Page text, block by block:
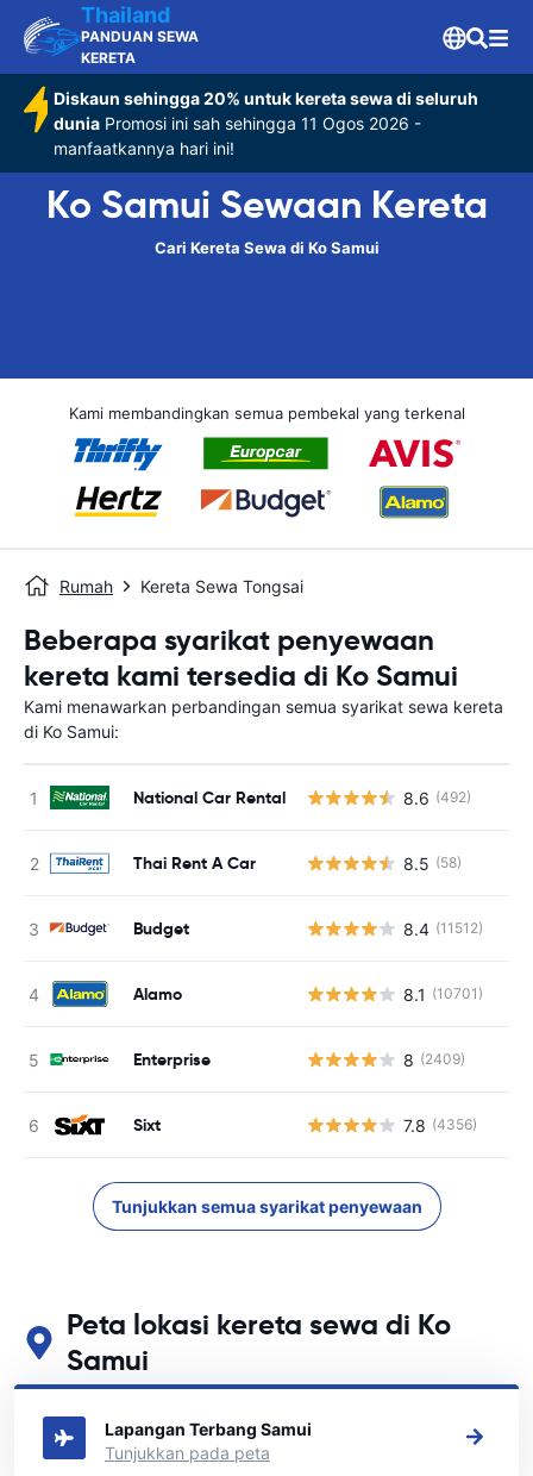
Thailand
PANDUAN SEWA
KERETA
Diskaun sehingga 20% untuk kereta sewa di seluruh
dunia Promosi ini sah sehingga 11 Ogos 2026 -
manfaatkannya hari ini!
Ko Samui Sewaan Kereta
Cari Kereta Sewa di Ko Samui
Kami membandingkan semua pembekal yang terkenal
Rumah Kereta Sewa Tongsai
Beberapa syarikat penyewaan
kereta kami tersedia di Ko Samui
Kami menawarkan perbandingan semua syarikat sewa kereta
di Ko Samui:
National Car Rental 8.6 (492)
Thai Rent A Car 8.5 (58)
Budget 8.4 (11512)
Alamo 8.1 (10701)
Enterprise 8 (2409)
Sixt 7.8 (4356)
Tunjukkan semua syarikat penyewaan
Peta lokasi kereta sewa di Ko
Samui
Lihat lokasi sewa kereta utama kami di Ko Samui
Lapangan Terbang Samui
Tunjukkan pada peta